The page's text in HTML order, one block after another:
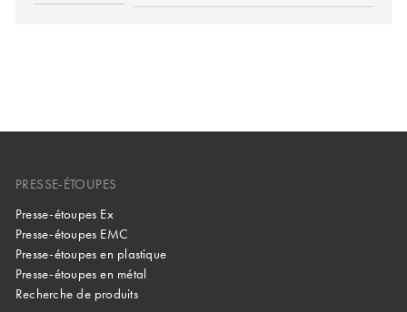
PRESSE-ÉTOUPES
Presse-étoupes Ex
Presse-étoupes EMC
Presse-étoupes en plastique
Presse-étoupes en métal
Recherche de produits